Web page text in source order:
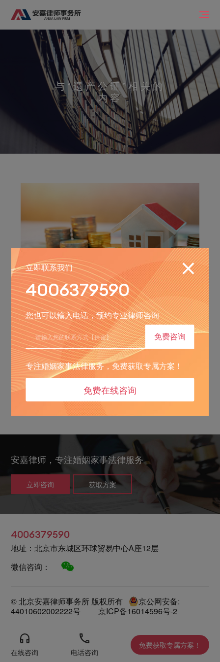
与 “遗产公证”相关的
内容
2025-12-30
办理遗产继承公证书需要什么材料
共1 页1条
安嘉律师，专注婚姻家事法律服务
立即咨询 获取方案
4006379590
地址：北京市东城区环球贸易中心A座12层
微信咨询：
© 北京安嘉律师事务所 版权所有
京公网安备:
44010602002222号
京ICP备16014596号-2
立即联系我们
4006379590
您也可以输入电话，预约专业律师咨询
免费咨询
专注婚姻家事法律服务，免费获取专属方案！
免费在线咨询
在线咨询 电话咨询
免费获取专属方案！